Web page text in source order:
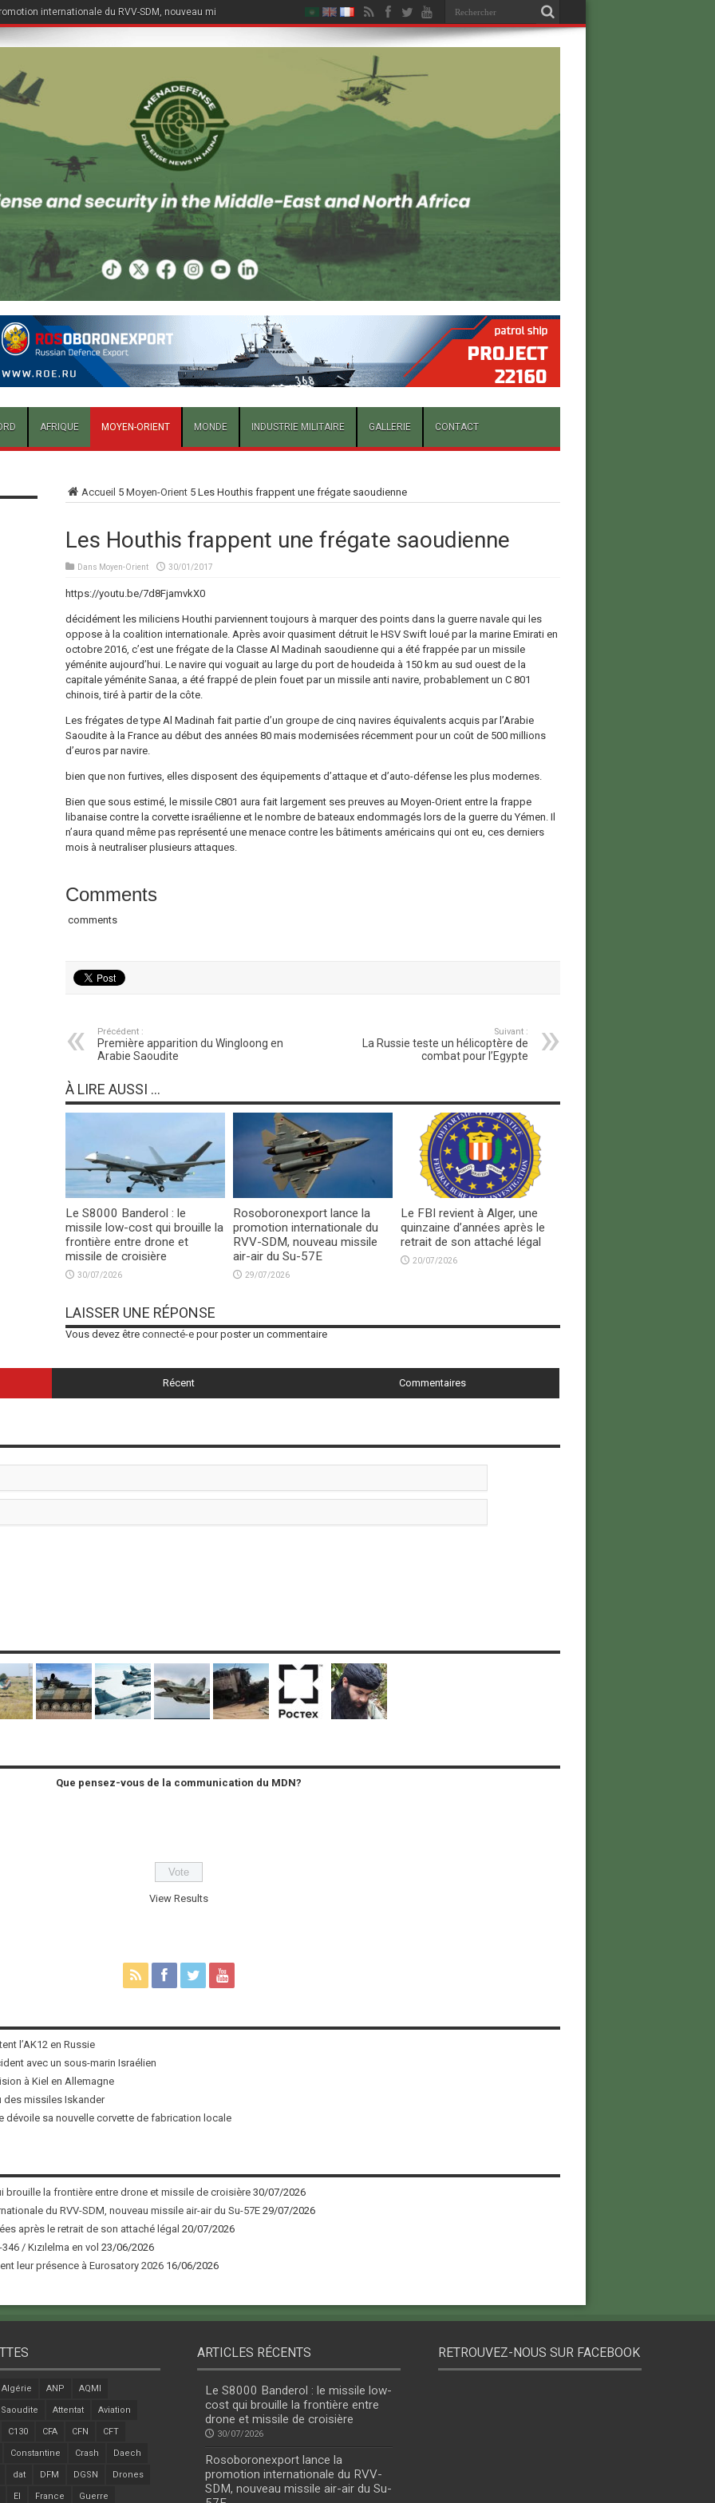
internationale du RVV-SDM, nouveau missile air-air du Su-57E
AFRIQUE MOYEN-ORIENT MONDE INDUSTRIE MILITAIRE GALLERIE CONTACT
Accueil 5 Moyen-Orient5 Les Houthis frappent une frégate saoudienne
Les Houthis frappent une frégate saoudienne
Dans Moyen-Orient 30/01/2017
https://youtu.be/7d8FjamvkX0
décidément les miliciens Houthi parviennent toujours à marquer des points dans la guerre navale qui les
oppose à la coalition internationale. Après avoir quasiment détruit le HSV Swift loué par la marine Emirati en
octobre 2016, c’est une frégate de la Classe Al Madinah saoudienne qui a été frappée par un missile
yéménite aujourd’hui. Le navire qui voguait au large du port de houdeida à 150 km au sud ouest de la
capitale yéménite Sanaa, a été frappé de plein fouet par un missile anti navire, probablement un C 801
chinois, tiré à partir de la côte.
Les frégates de type Al Madinah fait partie d’un groupe de cinq navires équivalents acquis par l’Arabie
Saoudite à la France au début des années 80 mais modernisées récemment pour un coût de 500 millions
d’euros par navire.
bien que non furtives, elles disposent des équipements d’attaque et d’auto-défense les plus modernes.
Bien que sous estimé, le missile C801 aura fait largement ses preuves au Moyen-Orient entre la frappe
libanaise contre la corvette israélienne et le nombre de bateaux endommagés lors de la guerre du Yémen. Il
n’aura quand même pas représenté une menace contre les bâtiments américains qui ont eu, ces derniers
mois à neutraliser plusieurs attaques.
Comments
comments
Précédent :
Première apparition du Wingloong en
Arabie Saoudite
Suivant :
La Russie teste un hélicoptère de
combat pour l’Egypte
À LIRE AUSSI ...
Le S8000 Banderol : le
missile low-cost qui brouille la
frontière entre drone et
missile de croisière
30/07/2026
Rosoboronexport lance la
promotion internationale du
RVV-SDM, nouveau missile
air-air du Su-57E
29/07/2026
Le FBI revient à Alger, une
quinzaine d’années après le
retrait de son attaché légal
20/07/2026
LAISSER UNE RÉPONSE
Vous devez être connecté-epour poster un commentaire
Récent Commentaires
Que pensez-vous de la communication du MDN?
View Results
l’AK12 en Russie
avec un sous-marin Israélien
à Kiel en Allemagne
des missiles Iskander
dévoile sa nouvelle corvette de fabrication locale
brouille la frontière entre drone et missile de croisière 30/07/2026
du RVV-SDM, nouveau missile air-air du Su-57E 29/07/2026
après le retrait de son attaché légal 20/07/2026
/ Kızılelma en vol 23/06/2026
leur présence à Eurosatory 2026 16/06/2026
Algérie ANP AQMI
Attentat Aviation
C130 CFA CFN CFT
Constantine Crash Daech
dat DFM DGSN Drones
EI France Guerre
ARTICLES RÉCENTS
Le S8000 Banderol : le missile low-
cost qui brouille la frontière entre
drone et missile de croisière
30/07/2026
Rosoboronexport lance la
promotion internationale du RVV-
SDM, nouveau missile air-air du Su-
RETROUVEZ-NOUS SUR FACEBOOK